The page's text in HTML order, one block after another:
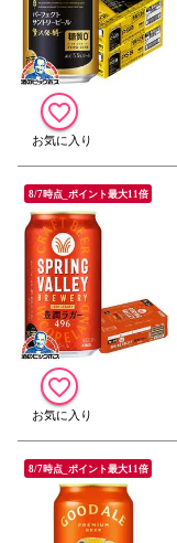
8/7時点_ポイント最大11倍
8/7時点_ポイント最大11倍